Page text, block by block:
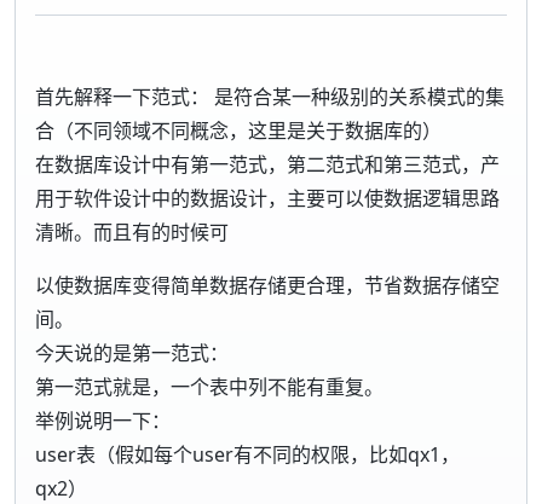
首先解释一下范式： 是符合某一种级别的关系模式的集
合（不同领域不同概念，这里是关于数据库的）
在数据库设计中有第一范式，第二范式和第三范式，产
用于软件设计中的数据设计，主要可以使数据逻辑思路
清晰。而且有的时候可
以使数据库变得简单数据存储更合理，节省数据存储空
间。
今天说的是第一范式：
第一范式就是，一个表中列不能有重复。
举例说明一下：
user表（假如每个user有不同的权限，比如qx1，
qx2）